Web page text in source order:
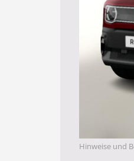
Hinweise und